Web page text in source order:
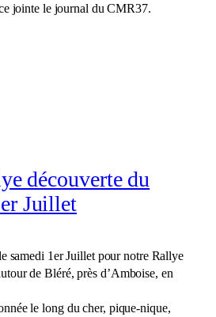
jointe le journal du CMR37.
découverte du
Juillet
samedi 1er Juillet pour notre Rallye
de Bléré, près d’Amboise, en
le long du cher, pique-nique,